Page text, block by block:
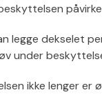
legge dekselet
under
ikke lenger